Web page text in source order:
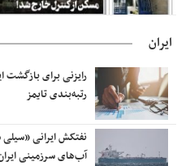
ایران
رایزنی برای بازگشت
رتبه‌بندی تایمز
نفتکش ایرانی
آب‌های سرزمینی